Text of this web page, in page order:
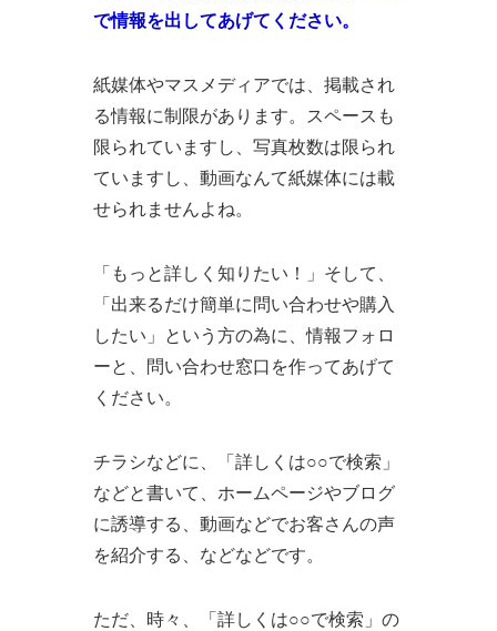
で情報を出してあげてください。
紙媒体やマスメディアでは、掲載され
る情報に制限があります。スペースも
限られていますし、写真枚数は限られ
ていますし、動画なんて紙媒体には載
せられませんよね。
「もっと詳しく知りたい！」そして、
「出来るだけ簡単に問い合わせや購入
したい」という方の為に、情報フォロ
ーと、問い合わせ窓口を作ってあげて
ください。
チラシなどに、「詳しくは○○で検索」
などと書いて、ホームページやブログ
に誘導する、動画などでお客さんの声
を紹介する、などなどです。
ただ、時々、
「詳しくは○○で検索」の